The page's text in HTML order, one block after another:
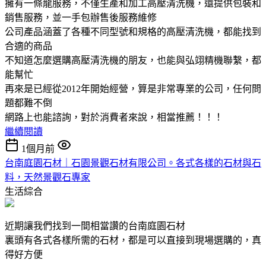
擁有一條龍服務，不僅生產和加工高壓清洗機，還提供包裝和
銷售服務，並一手包辦售後服務維修
公司產品涵蓋了各種不同型號和規格的高壓清洗機，都能找到
合適的商品
不知道怎麼選購高壓清洗機的朋友，也能與弘翊精機聯繫，都
能幫忙
再來是已經從2012年開始經營，算是非常專業的公司，任何問
題都難不倒
網路上也能諮詢，對於消費者來說，相當推薦！！！
繼續閱讀
1個月前
台南庭園石材｜石園景觀石材有限公司。各式各樣的石材與石
料，天然景觀石專家
生活綜合
近期讓我們找到一間相當讚的台南庭園石材
裏頭有各式各樣所需的石材，都是可以直接到現場選購的，真
得好方便